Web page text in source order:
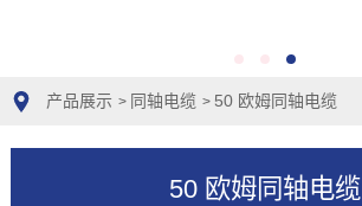
产品展示 > 同轴电缆 > 50 欧姆同轴电缆
50 欧姆同轴电缆